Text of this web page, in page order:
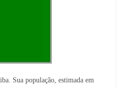
Sua população, estimada em